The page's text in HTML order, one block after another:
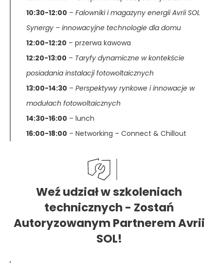
10:30-12:00 – Falowniki i magazyny energii Avrii SOL
Synergy – innowacyjne technologie dla domu
12:00-12:20 – przerwa kawowa
12:20-13:00 – Taryfy dynamiczne w kontekście
posiadania instalacji fotowoltaicznych
13:00-14:30 – Perspektywy rynkowe i innowacje w
modułach fotowoltaicznych
14:30-16:00 – lunch
16:00-18:00 – Networking – Connect & Chillout
Weź udział w szkoleniach
technicznych - Zostań
Autoryzowanym Partnerem Avrii
SOL!